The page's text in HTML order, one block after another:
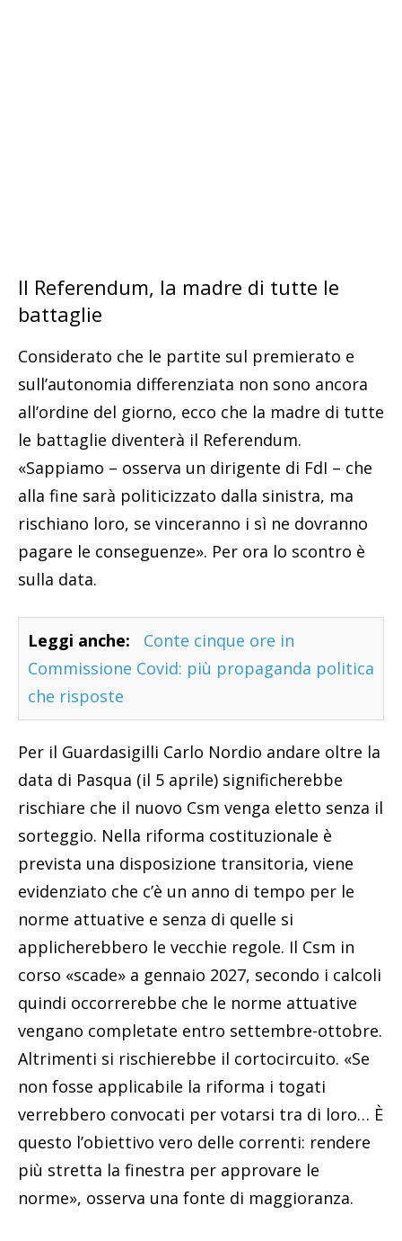
Il Referendum, la madre di tutte le
battaglie
Considerato che le partite sul premierato e
sull’autonomia differenziata non sono ancora
all’ordine del giorno, ecco che la madre di tutte
le battaglie diventerà il Referendum.
«Sappiamo – osserva un dirigente di FdI – che
alla fine sarà politicizzato dalla sinistra, ma
rischiano loro, se vinceranno i sì ne dovranno
pagare le conseguenze». Per ora lo scontro è
sulla data.
Leggi anche:
Conte cinque ore in
Commissione Covid: più propaganda politica
che risposte
Per il Guardasigilli Carlo Nordio andare oltre la
data di Pasqua (il 5 aprile) significherebbe
rischiare che il nuovo Csm venga eletto senza il
sorteggio. Nella riforma costituzionale è
prevista una disposizione transitoria, viene
evidenziato che c’è un anno di tempo per le
norme attuative e senza di quelle si
applicherebbero le vecchie regole. Il Csm in
corso «scade» a gennaio 2027, secondo i calcoli
quindi occorrerebbe che le norme attuative
vengano completate entro settembre-ottobre.
Altrimenti si rischierebbe il cortocircuito. «Se
non fosse applicabile la riforma i togati
verrebbero convocati per votarsi tra di loro… È
questo l’obiettivo vero delle correnti: rendere
più stretta la finestra per approvare le
norme», osserva una fonte di maggioranza.